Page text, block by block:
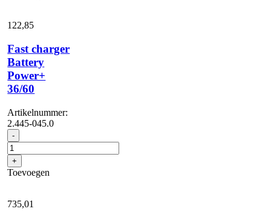
122,85
Fast charger
Battery
Power+
36/60
Artikelnummer:
2.445-045.0
- Fast
charger
Battery
Power+
36/60
+
Toevoegen
735,01